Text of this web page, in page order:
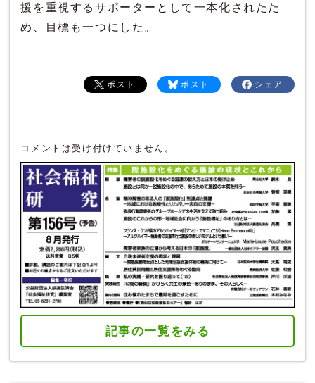
援を重視するサポーターとして一本化されたた
め、目標も一つにした。
シェア
ポスト
ポスト
コメントは受け付けていません。
記事の一覧をみる